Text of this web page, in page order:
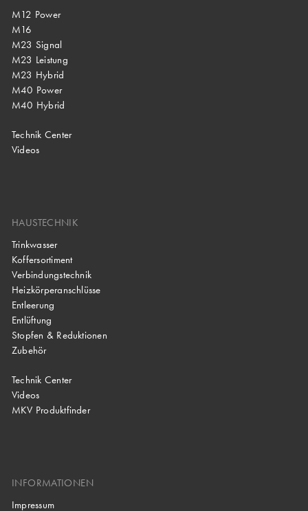
M12 Power
M16
M23 Signal
M23 Leistung
M23 Hybrid
M40 Power
M40 Hybrid
Technik Center
Videos
HAUSTECHNIK
Trinkwasser
Koffersortiment
Verbindungstechnik
Heizkörperanschlüsse
Entleerung
Entlüftung
Stopfen & Reduktionen
Zubehör
Technik Center
Videos
MKV Produktfinder
INFORMATIONEN
Impressum